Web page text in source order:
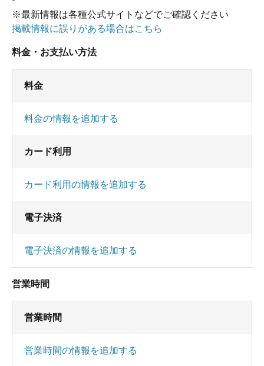
※最新情報は各種公式サイトなどでご確認ください
掲載情報に誤りがある場合はこちら
料金・お支払い方法
料金
料金の情報を追加する
カード利用
カード利用の情報を追加する
電子決済
電子決済の情報を追加する
営業時間
営業時間
営業時間の情報を追加する